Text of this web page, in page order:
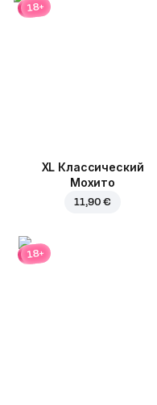
18+
XL Классический
Мохито
11,90 €
18+